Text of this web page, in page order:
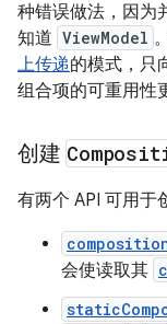
种错误做法，因为
知道 ViewModel
上传递的模式，只
组合项的可重用性
创建
有两个 API 可用于
会使读取其